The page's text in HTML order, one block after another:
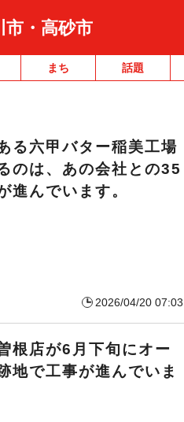
市・高砂市
まち 話題
る六甲バター稲美工場
のは、あの会社との35
進んでいます。
2026/04/20 07:03
根店が6月下旬にオー
地で工事が進んでいま